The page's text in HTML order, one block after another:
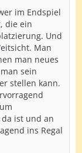
im Endspiel
die ein
Und
Man
man neues
sein
stellen kann.
ist und an
ins Regal